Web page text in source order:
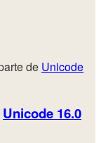
de Unicode
Unicode 16.0